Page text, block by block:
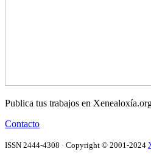
Publica tus trabajos en
Contacto
ISSN 2444-4308 · Copyright © 2001-2024